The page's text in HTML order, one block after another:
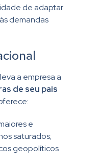
de adaptar
demandas
a empresa a
de seu país
e
saturados;
geopolíticos